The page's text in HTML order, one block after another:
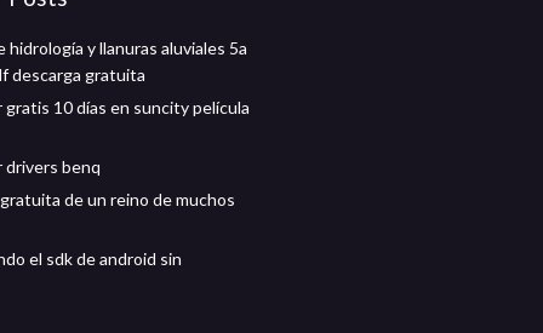
hidrología y llanuras aluviales 5a
descarga gratuita
gratis 10 días en suncity película
drivers benq
de un reino de muchos
el sdk de android sin